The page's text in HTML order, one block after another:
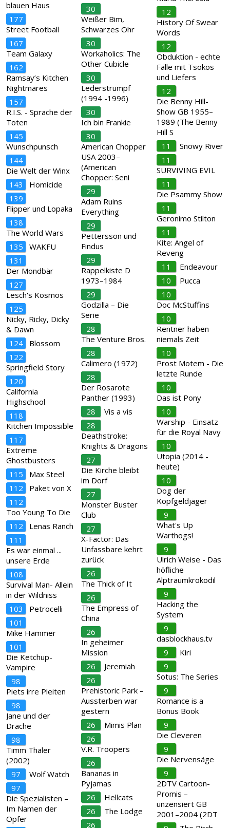
blauen Haus
177
Street Football
167
Team Galaxy
162
Ramsay’s Kitchen
Nightmares
157
R.I.S. - Sprache der
Toten
145
Wunschpunsch
144
Die Welt der Winx
143
Homicide
139
Flipper und Lopaka
138
The World Wars
135
WAKFU
131
Der Mondbär
127
Lesch's Kosmos
125
Nicky, Ricky, Dicky
& Dawn
124
Blossom
122
Springfield Story
120
California
Highschool
118
Kitchen Impossible
117
Extreme
Ghostbusters
115
Max Steel
112
Paket von X
112
Too Young To Die
112
Lenas Ranch
111
Es war einmal ...
unsere Erde
108
Survival Man- Allein
in der Wildniss
103
Petrocelli
101
Mike Hammer
101
Die Ketchup-
Vampire
98
Piets irre Pleiten
98
Jane und der
Drache
98
Timm Thaler
(2002)
97
Wolf Watch
97
Die Spezialisten –
Im Namen der
Opfer
30
Weißer Bim,
Schwarzes Ohr
30
Workaholics: The
Other Cubicle
30
Lederstrumpf
(1994 -1996)
30
Ich bin Frankie
30
American Chopper
USA 2003–
(American
Chopper: Seni
29
Adam Ruins
Everything
29
Pettersson und
Findus
29
Rappelkiste D
1973–1984
29
Godzilla – Die
Serie
28
The Venture Bros.
28
Calimero (1972)
28
Der Rosarote
Panther (1993)
28
Vis a vis
28
Deathstroke:
Knights & Dragons
27
Die Kirche bleibt
im Dorf
27
Monster Buster
Club
27
X-Factor: Das
Unfassbare kehrt
zurück
26
The Thick of It
26
The Empress of
China
26
In geheimer
Mission
26
Jeremiah
26
Prehistoric Park –
Aussterben war
gestern
26
Mimis Plan
26
V.R. Troopers
26
Bananas in
Pyjamas
26
Hellcats
26
The Lodge
26
12
History Of Swear
Words
12
Obduktion - echte
Fälle mit Tsokos
und Liefers
12
Die Benny Hill-
Show GB 1955–
1989 (The Benny
Hill S
11
Snowy River
11
SURVIVING EVIL
11
Die Psammy Show
11
Geronimo Stilton
11
Kite: Angel of
Reveng
11
Endeavour
10
Pucca
10
Doc McStuffins
10
Rentner haben
niemals Zeit
10
Prost Motem - Die
letzte Runde
10
Das ist Pony
10
Warship - Einsatz
für die Royal Navy
10
Utopia (2014 -
heute)
10
Dog der
Kopfgeldjäger
9
What's Up
Warthogs!
9
Ulrich Weise - Das
höfliche
Alptraumkrokodil
9
Hacking the
System
9
dasblockhaus.tv
9
Kiri
9
Sotus: The Series
9
Romance is a
Bonus Book
9
Die Cleveren
9
Die Nervensäge
9
2DTV Cartoon-
Promis –
unzensiert GB
2001–2004 (2DT